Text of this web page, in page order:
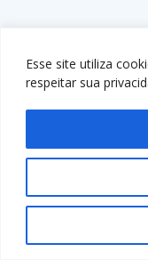
Esse site utiliza
respeitar sua